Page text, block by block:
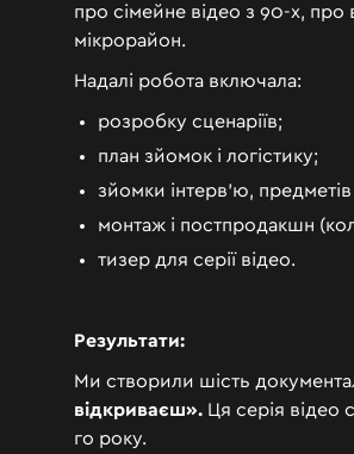
про сімейне відео з 90-х, про
мікрорайон.
Надалі робота включала:
розробку сценаріїв;
план зйомок і логістику;
зйомки інтерв’ю,
монтаж і постпродакшн
тизер для серії відео.
Результати:
Ми створили шість
відкриваєш». Ця серія відео
го року.